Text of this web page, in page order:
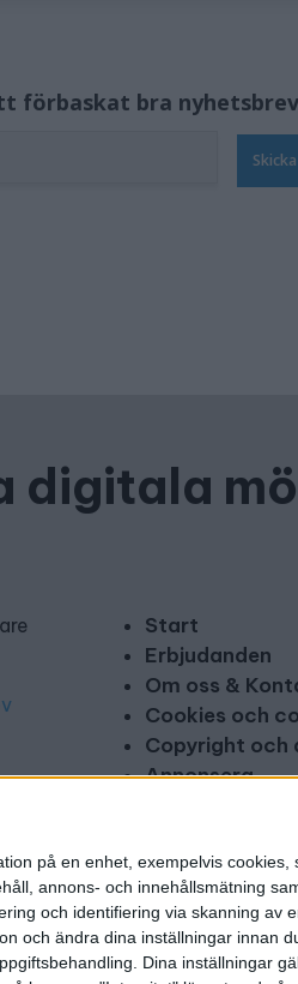
på en enhet, exempelvis
annons- och innehållsmätning
och identifiering via skanning
och ändra dina inställningar innan
Dina inställningar
förbaskat bra
Skicka
digitala
Start
Erbjudanden
Om oss &
Cookies och
Copyright och
Annonsera
utgivare: Mikael Karlsson